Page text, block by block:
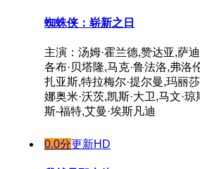
蜘蛛侠：崭新之日
主演：汤姆·霍兰德,赞达亚,萨
各布·贝塔隆,马克·鲁法洛,弗洛
扎亚斯,特拉梅尔·提尔曼,玛丽
娜奥米·沃茨,凯斯·大卫,马文·
斯-福特,艾曼·埃斯凡迪
0.0分更新HD